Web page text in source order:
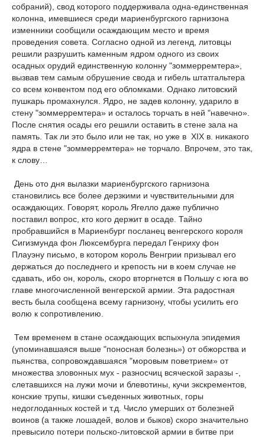
собраний), свод которого поддерживала одна-единственная
колонна, имевшиеся среди мариенбургского гарнизона
изменники сообщили осаждающим место и время
проведения совета. Согласно одной из легенд, литовцы
решили разрушить каменным ядром одного из своих
осадных орудий единственную колонну "зоммерремтера»,
вызвав тем самым обрушение свода и гибель штатгальтера
со всем конвентом под его обломками. Однако литовский
пушкарь промахнулся. Ядро, не задев колонну, ударило в
стену "зоммерремтера» и осталось торчать в ней "навечно».
После снятия осады его решили оставить в стене зала на
память. Так ли это было или не так, но уже в XIX в. никакого
ядра в стене "зоммерремтера» не торчало. Впрочем, это так,
к слову…
День ото дня вылазки мариенбургского гарнизона
становились все более дерзкими и чувствительными для
осаждающих. Говорят, король Ягелло даже публично
поставил вопрос, кто кого держит в осаде. Тайно
пробравшийся в Мариенбург посланец венгерского короля
Сигизмунда фон Люксембурга передал Генриху фон
Плауэну письмо, в котором король Венгрии призывал его
держаться до последнего и крепость ни в коем случае не
сдавать, ибо он, король, скоро вторгнется в Польшу с юга во
главе многочисленной венгерской армии. Эта радостная
весть была сообщена всему гарнизону, чтобы усилить его
волю к сопротивлению.
Тем временем в стане осаждающих вспыхнула эпидемия
(упоминавшаяся выше "поносная болезнь») от обжорства и
пьянства, сопровождавшаяся "моровым поветрием» от
множества зловонных мух - разносчиц всяческой заразы -,
слетавшихся на лужи мочи и блевотины, кучи экскрементов,
конские трупы, кишки съеденных животных, горы
недоглоданных костей и т.д. Число умерших от болезней
воинов (а также лошадей, волов и быков) скоро значительно
превысило потери польско-литовской армии в битве при